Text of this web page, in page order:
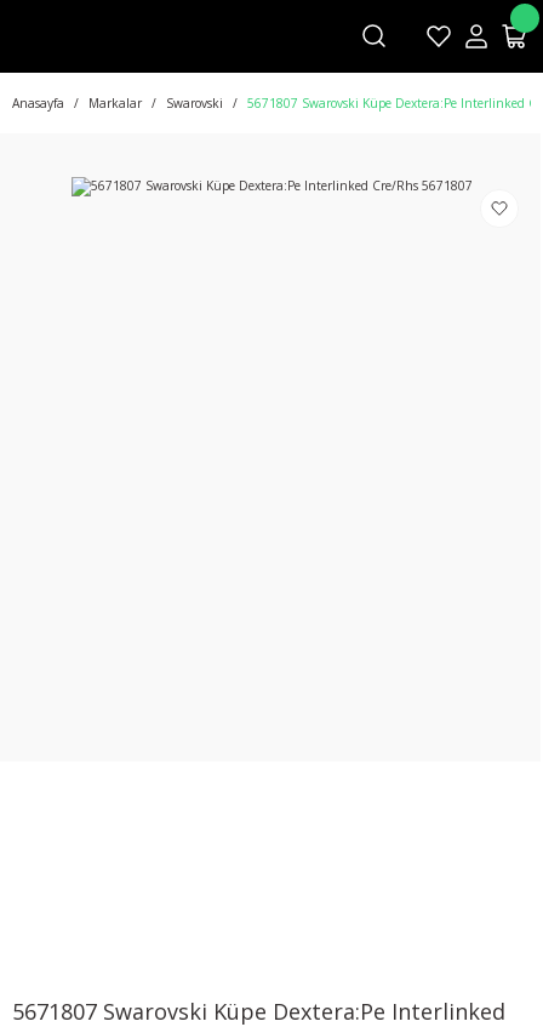
Anasayfa Markalar Swarovski 5671807 Swarovski Küpe Dextera:Pe Interlinked
5671807 Swarovski Küpe Dextera:Pe Interlinked